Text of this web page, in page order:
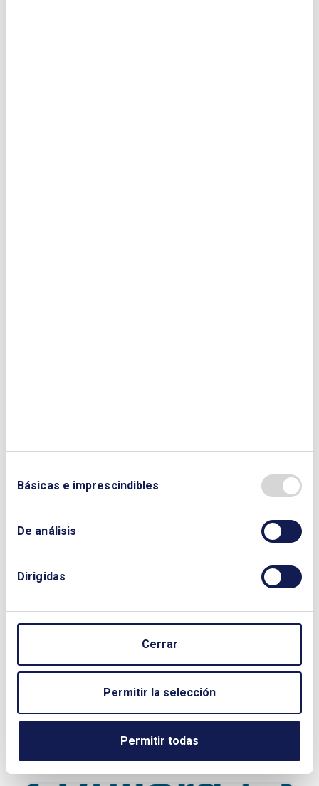
Básicas e imprescindibles
De análisis
Dirigidas
Cerrar
Permitir la selección
Permitir todas
Amazon Web Services, socio del
Club Español de la Energía
Grupo Audinfor, nuevo socio del Club
Español de la Energía